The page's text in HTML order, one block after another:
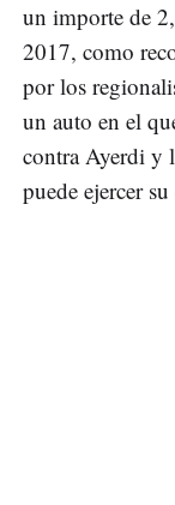
un importe de
2017, como
por los
un auto en el
contra Ayerdi y
puede ejercer